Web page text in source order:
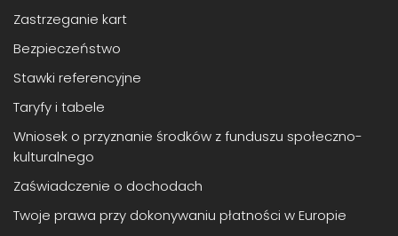
Zastrzeganie kart
Bezpieczeństwo
Stawki referencyjne
Taryfy i tabele
Wniosek o przyznanie środków z funduszu społeczno-
kulturalnego
Zaświadczenie o dochodach
Twoje prawa przy dokonywaniu płatności w Europie